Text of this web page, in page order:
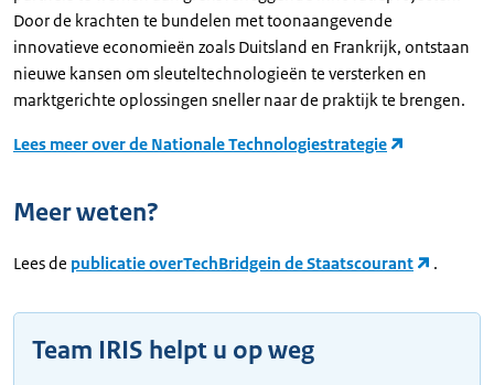
Door de krachten te bundelen met toonaangevende
innovatieve economieën zoals Duitsland en Frankrijk, ontstaan
nieuwe kansen om sleuteltechnologieën te versterken en
marktgerichte oplossingen sneller naar de praktijk te brengen.
Lees meer over de Nationale Technologiestrategie
Meer weten?
Lees de publicatie overTechBridgein de Staatscourant .
Team IRIS helpt u op weg